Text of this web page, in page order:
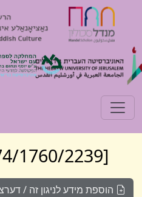
Toggle navigation
הוספת מידע לניגון זה /